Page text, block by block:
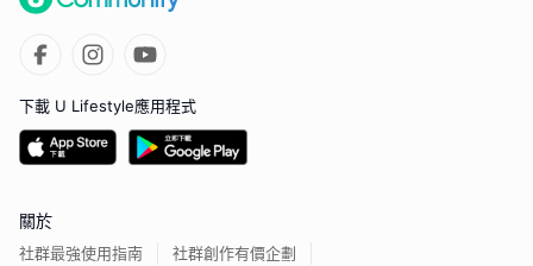
下載 U Lifestyle應用程式
關於
社群最強使用指南
社群創作有價企劃